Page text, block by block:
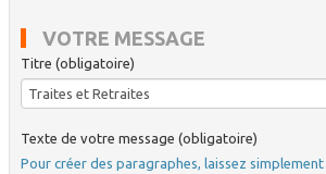
VOTRE MESSAGE
Titre (obligatoire)
Texte de votre message (obligatoire)
Pour créer des paragraphes, laissez simplement